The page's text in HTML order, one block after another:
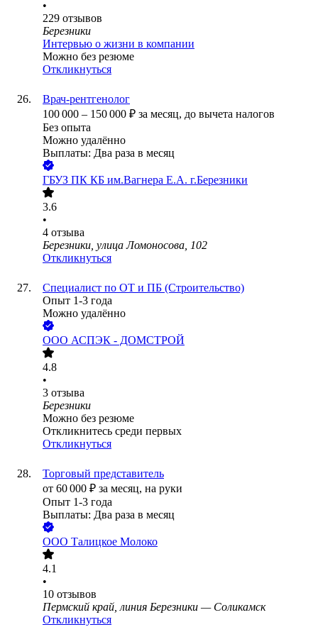
•
229 отзывов
Березники
Интервью о жизни в компании
Можно без резюме
Откликнуться
Врач-рентгенолог
100 000 – 150 000 ₽ за месяц, до вычета налогов
Без опыта
Можно удалённо
Выплаты: Два раза в месяц
ГБУЗ ПК КБ им.Вагнера Е.А. г.Березники
3.6
•
4 отзыва
Березники, улица Ломоносова, 102
Откликнуться
Специалист по ОТ и ПБ (Строительство)
Опыт 1-3 года
Можно удалённо
ООО АСПЭК - ДОМСТРОЙ
4.8
•
3 отзыва
Березники
Можно без резюме
Откликнитесь среди первых
Откликнуться
Торговый представитель
от 60 000 ₽ за месяц, на руки
Опыт 1-3 года
Выплаты: Два раза в месяц
ООО Талицкое Молоко
4.1
•
10 отзывов
Пермский край, линия Березники — Соликамск
Откликнуться